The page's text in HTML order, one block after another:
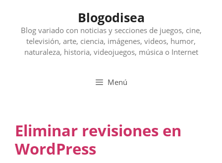
contenido
Blogodisea
Blog variado con noticias y secciones de juegos, cine,
televisión, arte, ciencia, imágenes, videos, humor,
naturaleza, historia, videojuegos, música o Internet
Menú
Eliminar revisiones en
WordPress